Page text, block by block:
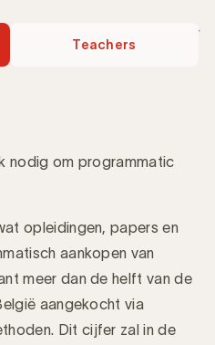
Teachers
nodig om programmatic
opleidingen, papers en
aankopen van
meer dan de helft van de
aangekocht via
Dit cijfer zal in de